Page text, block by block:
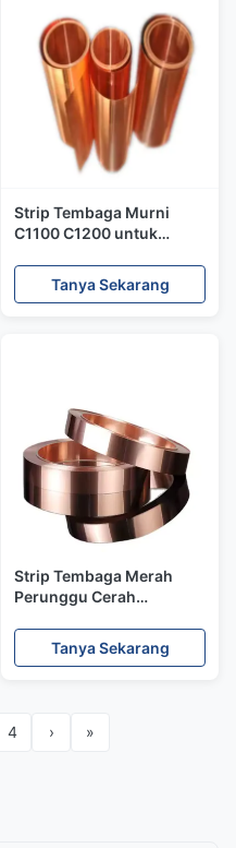
Strip Tembaga Murni
C1100 C1200 untuk
T1 T2 T3
Tanya Sekarang
Strip Tembaga Merah
Perunggu Cerah
Gulungan Untuk Interior
T2 C10100 C10300
Tanya Sekarang
4 › »